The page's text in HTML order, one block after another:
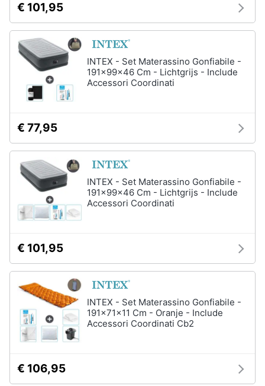
€ 101,95
INTEX - Set Materassino Gonfiabile -
191x99x46 Cm - Lichtgrijs - Include
Accessori Coordinati
€ 77,95
INTEX - Set Materassino Gonfiabile -
191x99x46 Cm - Lichtgrijs - Include
Accessori Coordinati
€ 101,95
INTEX - Set Materassino Gonfiabile -
191x71x11 Cm - Oranje - Include
Accessori Coordinati Cb2
€ 106,95